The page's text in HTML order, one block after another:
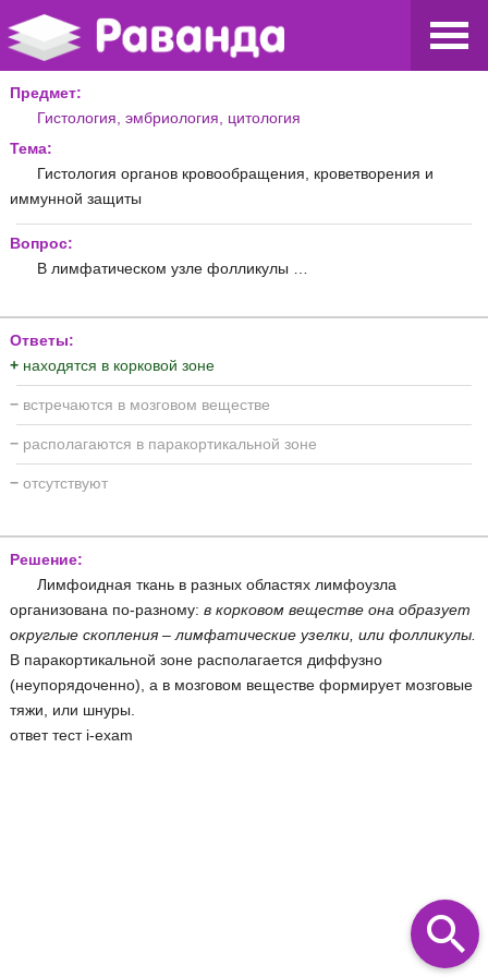
Предмет:
Гистология, эмбриология, цитология
Тема:
Гистология органов кровообращения, кроветворения и
иммунной защиты
Вопрос:
В лимфатическом узле фолликулы …
Ответы:
+ находятся в корковой зоне
− встречаются в мозговом веществе
− располагаются в паракортикальной зоне
− отсутствуют
Решение:
Лимфоидная ткань в разных областях лимфоузла
организована по-разному: в корковом веществе она образует
округлые скопления – лимфатические узелки, или фолликулы.
В паракортикальной зоне располагается диффузно
(неупорядоченно), а в мозговом веществе формирует мозговые
тяжи, или шнуры.
ответ тест i-exam